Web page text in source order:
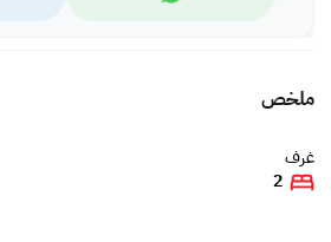
ملخص
غرف
2